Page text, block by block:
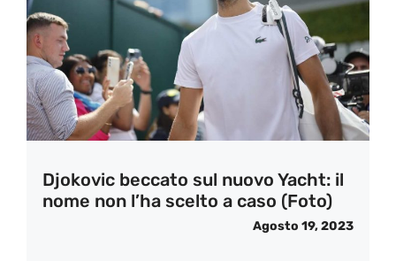
Djokovic beccato sul nuovo Yacht: il
nome non l’ha scelto a caso (Foto)
Agosto 19, 2023